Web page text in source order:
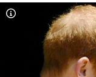
Copyright-Hinweis